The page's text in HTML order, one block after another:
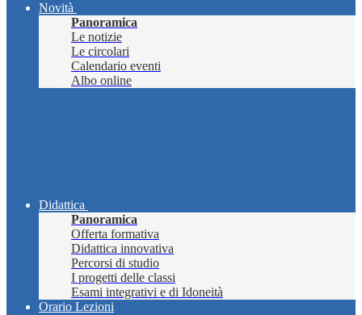
Novità
Panoramica
Le notizie
Le circolari
Calendario eventi
Albo online
Didattica
Panoramica
Offerta formativa
Didattica innovativa
Percorsi di studio
I progetti delle classi
Esami integrativi e di Idoneità
Orario Lezioni